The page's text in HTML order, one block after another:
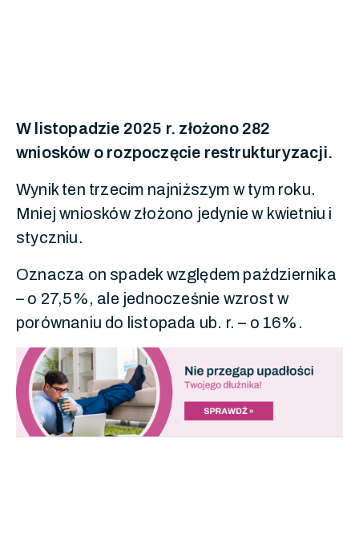
W listopadzie 2025 r. złożono 282
wniosków o rozpoczęcie restrukturyzacji.
Wynik ten trzecim najniższym w tym roku.
Mniej wniosków złożono jedynie w kwietniu i
styczniu.
Oznacza on spadek względem października
– o 27,5%, ale jednocześnie wzrost w
porównaniu do listopada ub. r. – o 16%.